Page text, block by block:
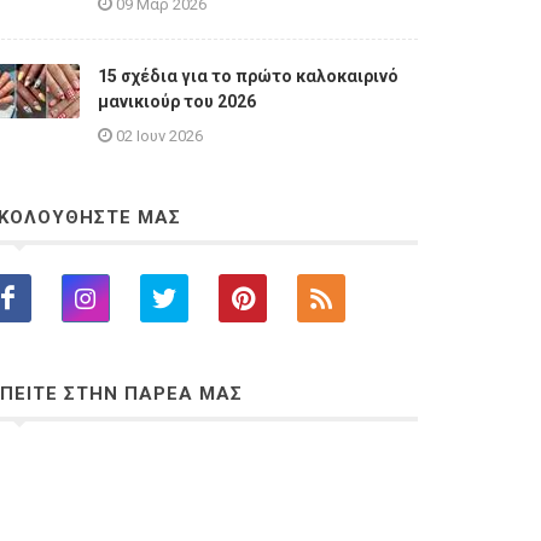
09 Μαρ 2026
15 σχέδια για το πρώτο καλοκαιρινό
μανικιούρ του 2026
02 Ιουν 2026
ΜΑΣ
ΣΤΗΝ ΠΑΡΕΑ ΜΑΣ